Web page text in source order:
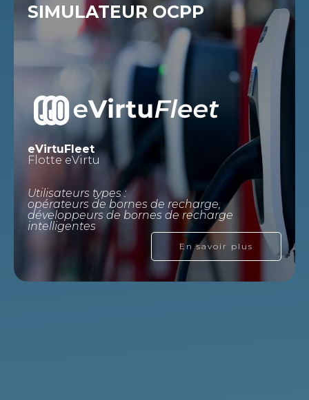
SIMULATEUR OCPP
eVirtuFleet
Flotte eVirtu
Utilisateurs types :
opérateurs de bornes de recharge,
développeurs de bornes de recharge
intelligentes
En savoir plus